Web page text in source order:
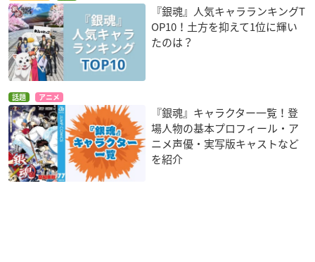
『銀魂』人気キャラランキングT
OP10！土方を抑えて1位に輝い
たのは？
話題 アニメ
『銀魂』キャラクター一覧！登
場人物の基本プロフィール・ア
ニメ声優・実写版キャストなど
を紹介